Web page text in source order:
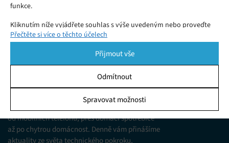
funkce.
Kliknutím níže vyjádřete souhlas s výše uvedeným nebo proveďte
podrobnější rozhodnutí. Vaše volby budou použity pouze na tomto
pomocí přepínačů v Zásadách cookies nebo kliknutím na tlačítko
Spravovat souhlas ve spodní části obrazovky.
Ukládání a/nebo přístup k informacím v zařízení, Porozumění
publiku prostřednictvím statistik nebo kombinací údajů z
různých zdrojů.
Přečtěte si více o těchto účelech
Přijmout vše
Odmítnout
Spravovat možnosti
Jsme web zajímající se o technologické novinky
od mobilních telefonů, přes domácí spotřebiče
až po chytrou domácnost. Denně vám přinášíme
aktuality ze světa technického pokroku,